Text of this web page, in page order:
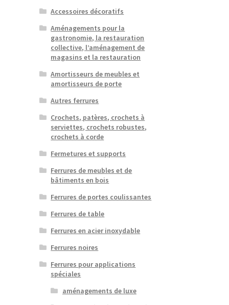
Accessoires décoratifs
Aménagements pour la
gastronomie, la restauration
collective, l’aménagement de
magasins et la restauration
Amortisseurs de meubles et
amortisseurs de porte
Autres ferrures
Crochets, patères, crochets à
serviettes, crochets robustes,
crochets à corde
Fermetures et supports
Ferrures de meubles et de
bâtiments en bois
Ferrures de portes coulissantes
Ferrures de table
Ferrures en acier inoxydable
Ferrures noires
Ferrures pour applications
spéciales
aménagements de luxe